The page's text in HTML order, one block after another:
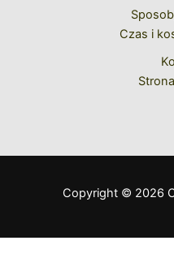
Czas i
Copyright © 2026